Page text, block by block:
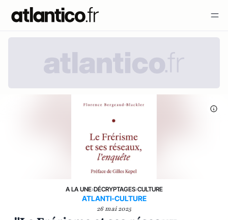
A LA UNE›DÉCRYPTAGES›CULTURE
ATLANTI-CULTURE
26 mai 2025